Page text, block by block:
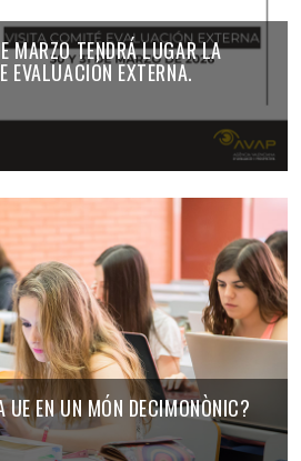
MARZO TENDRÁ LUGAR LA
EVALUACIÓN EXTERNA.
EN UN MÓN DECIMONÒNIC?